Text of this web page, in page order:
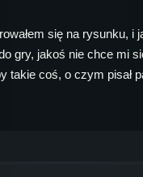
się na rysunku, i
gry, jakoś nie chce mi
takie coś, o czym pisał